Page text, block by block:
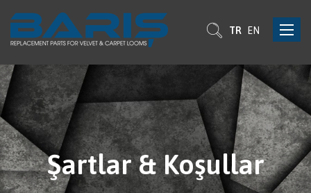
Toggle
TR EN
Şartlar & Koşullar